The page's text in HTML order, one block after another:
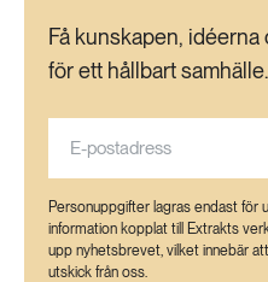
Få kunskapen,
för ett hållbart samhälle.
Personuppgifter lagras endast för
information kopplat till Extrakts
upp nyhetsbrevet, vilket innebär
utskick från oss.